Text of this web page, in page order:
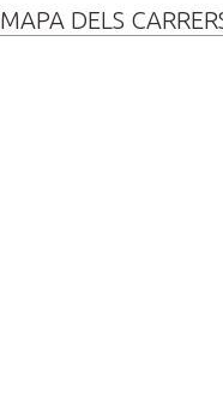
MAPA DELS